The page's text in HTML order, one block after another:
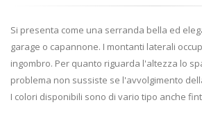
Si presenta come una serranda bella ed
garage o capannone. I montanti laterali
ingombro. Per quanto riguarda l'altezza lo
problema non sussiste se l'avvolgimento
I colori disponibili sono di vario tipo anche